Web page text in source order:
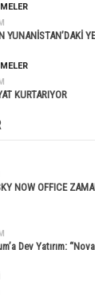
YUNANİSTAN’DAKİ
KURTARIYOR
NOW OFFICE
Dev Yatırım: